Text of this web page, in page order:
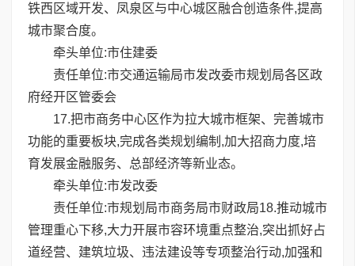
铁西区域开发、凤泉区与中心城区融合创造条件,提高
城市聚合度。
牵头单位:市住建委
责任单位:市交通运输局市发改委市规划局各区政
府经开区管委会
17.把市商务中心区作为拉大城市框架、完善城市
功能的重要板块,完成各类规划编制,加大招商力度,培
育发展金融服务、总部经济等新业态。
牵头单位:市发改委
责任单位:市规划局市商务局市财政局18.推动城市
管理重心下移,大力开展市容环境重点整治,突出抓好占
道经营、建筑垃圾、违法建设等专项整治行动,加强和